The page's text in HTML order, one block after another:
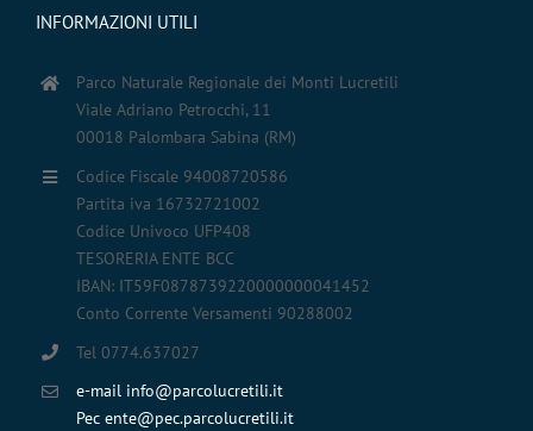
INFORMAZIONI UTILI
Parco Naturale Regionale dei Monti Lucretili
Viale Adriano Petrocchi, 11
00018 Palombara Sabina (RM)
Codice Fiscale 94008720586
Partita iva 16732721002
Codice Univoco UFP408
TESORERIA ENTE BCC
IBAN: IT59F0878739220000000041452
Conto Corrente Versamenti 90288002
Tel 0774.637027
e-mail info@parcolucretili.it
Pec ente@pec.parcolucretili.it